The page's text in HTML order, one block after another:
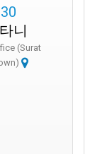
니
(Surat